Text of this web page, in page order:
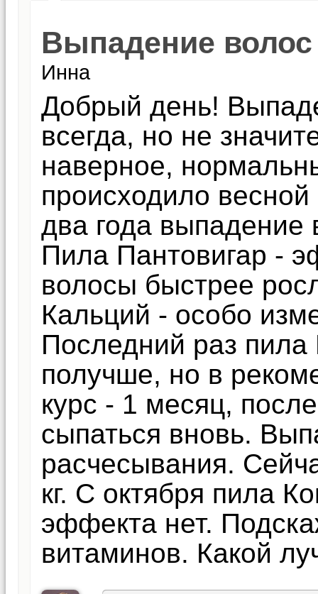
Выпадение волос
Инна
Добрый день!
всегда, но не
наверное,
происходило
два года выпадение
Пила Пантовигар -
волосы быстрее
Кальций - особо
Последний раз
получше, но в
курс - 1 месяц,
сыпаться вновь.
расчесывания.
кг. С октября пила
эффекта нет.
витаминов. Какой